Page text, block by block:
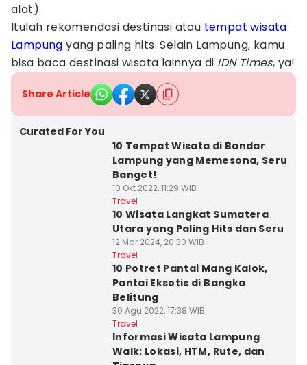
alat).
Itulah rekomendasi destinasi atau tempat wisata
Lampung yang paling hits. Selain Lampung, kamu
bisa baca destinasi wisata lainnya di IDN Times, ya!
Share Article
Curated For You
10 Tempat Wisata di Bandar
Lampung yang Memesona, Seru
Banget!
10 Okt 2022, 11:29 WIB
Travel
10 Wisata Langkat Sumatera
Utara yang Paling Hits dan Seru
12 Mar 2024, 20:30 WIB
Travel
10 Potret Pantai Mang Kalok,
Pantai Eksotis di Bangka
Belitung
30 Agu 2022, 17:38 WIB
Travel
Informasi Wisata Lampung
Walk: Lokasi, HTM, Rute, dan